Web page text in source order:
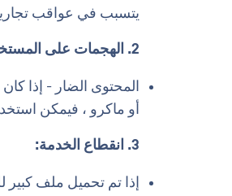
يتسبب في عواقب
2. الهجمات على المستخدمين:
المحتوى الضار - إذا
أو ماكرو ، فيمكن
3. انقطاع الخدمة:
إذا تم تحميل ملف كبير